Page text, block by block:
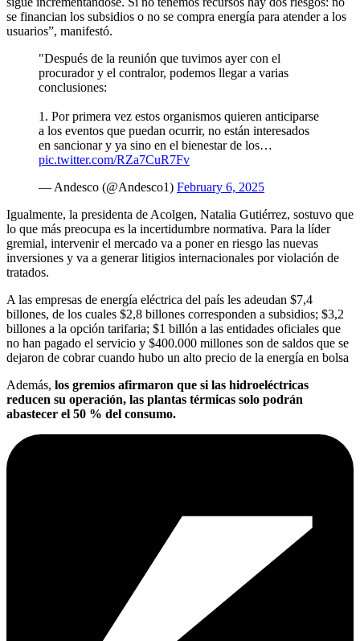
se financian los subsidios o no se compra energía para atender a los
usuarios”, manifestó.
"Después de la reunión que tuvimos ayer con el
procurador y el contralor, podemos llegar a varias
conclusiones:
1. Por primera vez estos organismos quieren anticiparse
a los eventos que puedan ocurrir, no están interesados
en sancionar y ya sino en el bienestar de los…
pic.twitter.com/RZa7CuR7Fv
— Andesco (@Andesco1) February 6, 2025
Igualmente, la presidenta de Acolgen, Natalia Gutiérrez, sostuvo que
lo que más preocupa es la incertidumbre normativa. Para la líder
gremial, intervenir el mercado va a poner en riesgo las nuevas
inversiones y va a generar litigios internacionales por violación de
tratados.
A las empresas de energía eléctrica del país les adeudan $7,4
billones, de los cuales $2,8 billones corresponden a subsidios; $3,2
billones a la opción tarifaria; $1 billón a las entidades oficiales que
no han pagado el servicio y $400.000 millones son de saldos que se
dejaron de cobrar cuando hubo un alto precio de la energía en bolsa
Además, los gremios afirmaron que si las hidroeléctricas
reducen su operación, las plantas térmicas solo podrán
abastecer el 50 % del consumo.